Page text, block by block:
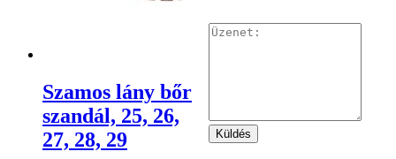
Szamos lány bőr
szandál, 25, 26,
27, 28, 29
Küldés